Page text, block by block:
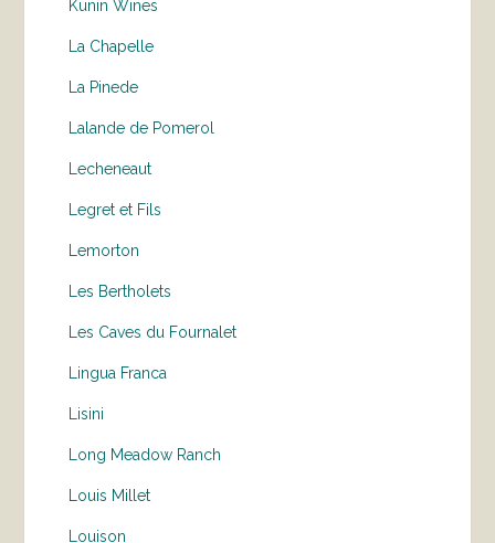
Kunin Wines
La Chapelle
La Pinede
Lalande de Pomerol
Lecheneaut
Legret et Fils
Lemorton
Les Bertholets
Les Caves du Fournalet
Lingua Franca
Lisini
Long Meadow Ranch
Louis Millet
Louison